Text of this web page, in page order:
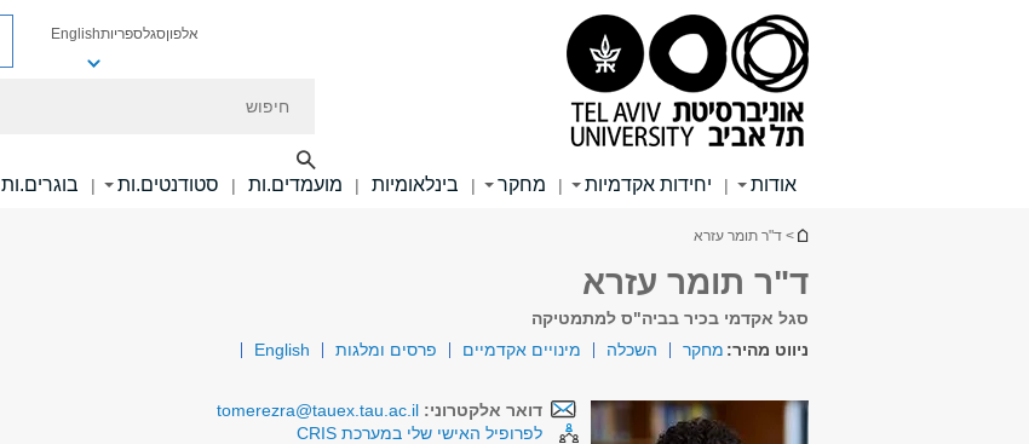
אלפוןסגלספריותEnglish
אודות | יחידות אקדמיות | מחקר | בינלאומיות | מועמדים.ות | סטודנטים.ות | בוגרים.ות
הינך נמצא כאן
> ד"ר תומר עזרא
ד"ר תומר עזרא
סגל אקדמי בכיר בביה"ס למתמטיקה
ניווט מהיר: מחקר השכלה מינויים אקדמיים פרסים ומלגות English
דואר אלקטרוני: tomerezra@tauex.tau.ac.il
לפרופיל האישי שלי במערכת CRIS